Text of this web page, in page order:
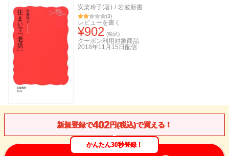
安楽玲子(著) / 岩波新書
(3)
レビューを書く
¥902 (税込)
クーポン利用対象商品
2018年11月15日 配信
新規登録で402円(税込)で買える！
かんたん30秒登録！